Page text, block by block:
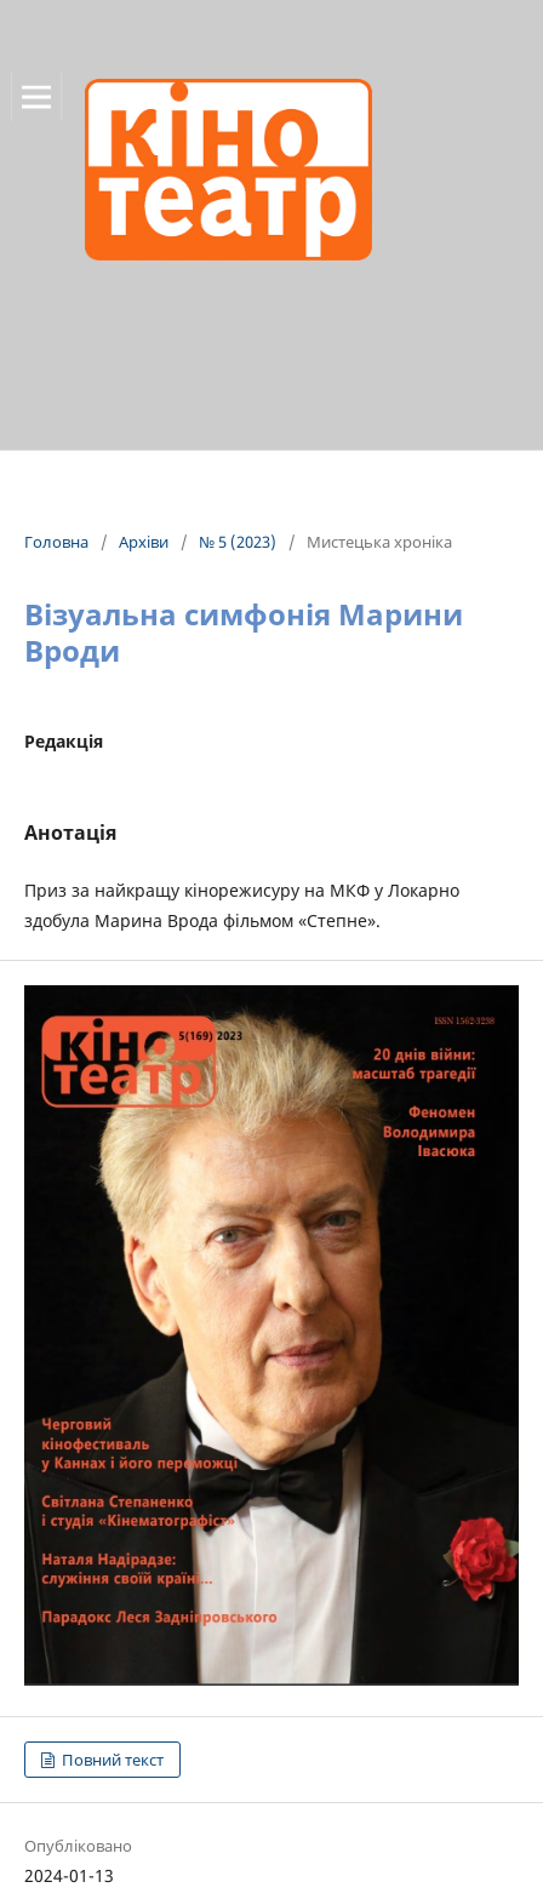
Головна / Архіви / № 5 (2023) / Мистецька хроніка
Візуальна симфонія Марини
Вроди
Редакція
Анотація
Приз за найкращу кінорежисуру на МКФ у Локарно
здобула Марина Врода фільмом «Степне».
Повний текст
Опубліковано
2024-01-13